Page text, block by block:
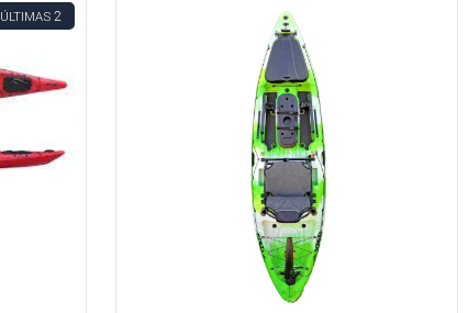
ÚLTIMAS 2